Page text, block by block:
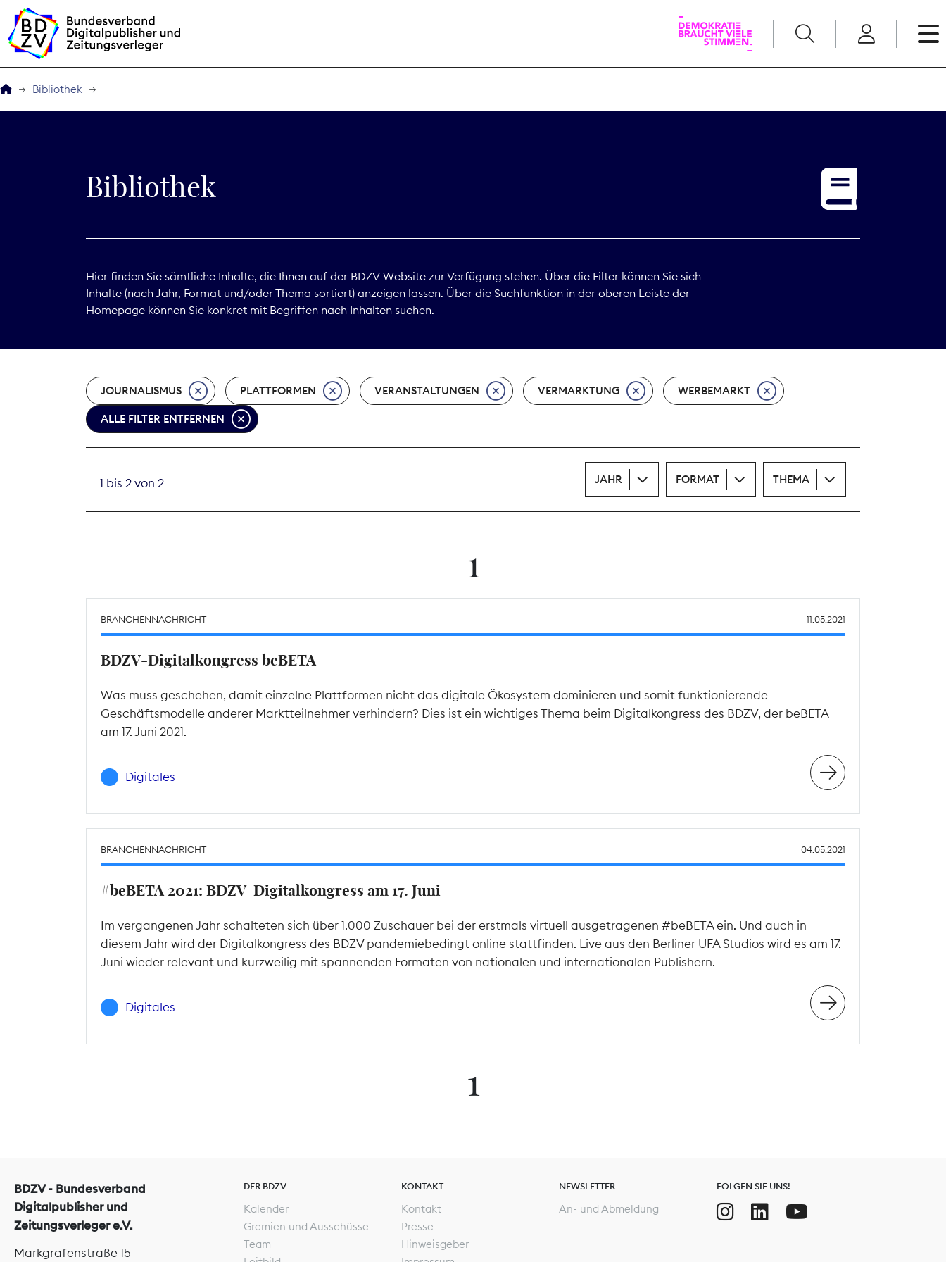
BDZVplus GmbH
Service
Print
Bibliothek
Bibliothek
Hier finden Sie sämtliche Inhalte, die Ihnen auf der BDZV-Website zur Verfügung stehen. Über die Filter können Sie sich
Inhalte (nach Jahr, Format und/oder Thema sortiert) anzeigen lassen. Über die Suchfunktion in der oberen Leiste der
Homepage können Sie konkret mit Begriffen nach Inhalten suchen.
JOURNALISMUS PLATTFORMEN VERANSTALTUNGEN VERMARKTUNG WERBEMARKT
ALLE FILTER ENTFERNEN
1 bis 2 von 2 JAHR FORMAT THEMA
1
BRANCHENNACHRICHT 11.05.2021
BDZV-Digitalkongress beBETA
Was muss geschehen, damit einzelne Plattformen nicht das digitale Ökosystem dominieren und somit funktionierende
Geschäftsmodelle anderer Marktteilnehmer verhindern? Dies ist ein wichtiges Thema beim Digitalkongress des BDZV, der beBETA
am 17. Juni 2021.
Digitales
BRANCHENNACHRICHT 04.05.2021
#beBETA 2021: BDZV-Digitalkongress am 17. Juni
Im vergangenen Jahr schalteten sich über 1.000 Zuschauer bei der erstmals virtuell ausgetragenen #beBETA ein. Und auch in
diesem Jahr wird der Digitalkongress des BDZV pandemiebedingt online stattfinden. Live aus den Berliner UFA Studios wird es am 17.
Juni wieder relevant und kurzweilig mit spannenden Formaten von nationalen und internationalen Publishern.
Digitales
1
BDZV - Bundesverband
Digitalpublisher und
Zeitungsverleger e.V.
Markgrafenstraße 15
DER BDZV
Kalender
Gremien und Ausschüsse
Team
KONTAKT
Kontakt
Presse
Hinweisgeber
NEWSLETTER
An- und Abmeldung
FOLGEN SIE UNS!